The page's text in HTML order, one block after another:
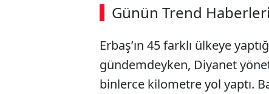
Günün Trend Haberleri
Erbaş’ın 45 farklı ülkeye
gündemdeyken, Diyanet
binlerce kilometre yol yaptı.